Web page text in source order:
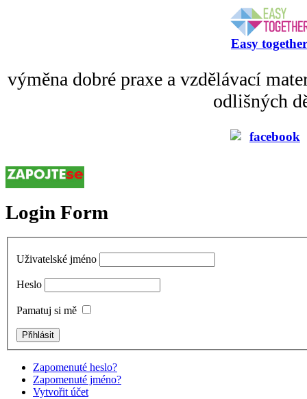
Easy together
výměna dobré praxe a vzdělávací
odlišných
Login Form
Uživatelské jméno
Heslo
Pamatuj si mě
Zapomenuté heslo?
Zapomenuté jméno?
Vytvořit účet